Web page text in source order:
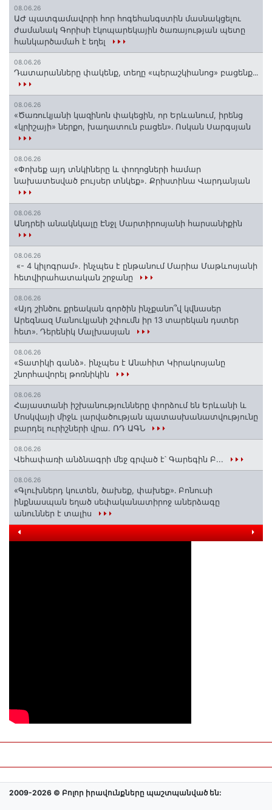
08.06.26
ԱԺ պատգամավորի հոր հոգեհանգստին մասնակցելու
ժամանակ Գորիսի էկոպարեկային ծառայության պետը
հանկարծամահ է եղել
08.06.26
Դատարանները փակենք, տեղը «պերաշկիանոց» բացենք․․․
08.06.26
«Ծառուկյանի կազինոն փակեցին, որ Երևանում, իրենց
«կրիշայի» ներքո, խաղատուն բացեն»․ Ոսկան Սարգսյան
08.06.26
«Փոխեք այդ տնկիները և փողոցների համար
նախատեսված բույսեր տնկեք». Քրիստինա Վարդանյան
08.06.26
Անդրեի անակնկալը Էնջլ Մարտիրոսյանի հարսանիքին
08.06.26
«- 4 կիլոգրամ». ինչպես է ընթանում Մարիա Մաթևոսյանի
հետվիրահատական շրջանը
08.06.26
«Այդ շինծու քրեական գործին ինչքանո՞վ կվնասեր
Արեգնազ Մանուկյանի շփումն իր 13 տարեկան դստեր
հետ»․ Դերենիկ Մալխասյան
08.06.26
«Տատիկի գանձ». ինչպես է Անահիտ Կիրակոսյանը
շնորհավորել թոռնիկին
08.06.26
Հայաստանի իշխանությունները փորձում են Երևանի և
Մոսկվայի միջև լարվածության պատասխանատվությունը
բարդել ուրիշների վրա. ՌԴ ԱԳՆ
08.06.26
Վեհափառի անձնագրի մեջ գրված է՝ Գարեգին Բ...
08.06.26
«Գլուխներդ կուտեն, ծախեք, փախեք»․ Բոնուսի
ինքնասպան եղած սեփականատիրոջ աներձագը
անուններ է տալիս
2009-2026 © Բոլոր իրավունքները պաշտպանված են: